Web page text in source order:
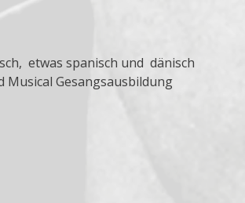
etwas spanisch und dänisch
Musical Gesangsausbildung